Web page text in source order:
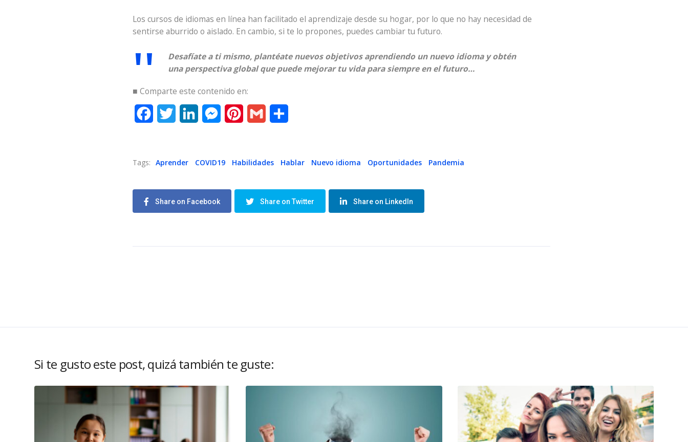
Los cursos de idiomas en línea han facilitado el aprendizaje desde su hogar, por lo que no hay necesidad de
sentirse aburrido o aislado. En cambio, si te lo propones, puedes cambiar tu futuro.
Desafíate a ti mismo, plantéate nuevos objetivos aprendiendo un nuevo idioma y obtén
una perspectiva global que puede mejorar tu vida para siempre en el futuro…
■ Comparte este contenido en:
FacebookTwitter LinkedInMessengerPinterestGmail
Tags: Aprender COVID19 Habilidades Hablar Nuevo idioma Oportunidades Pandemia
Share on Facebook Share on Twitter Share on LinkedIn
Si te gusto este post, quizá también te guste: